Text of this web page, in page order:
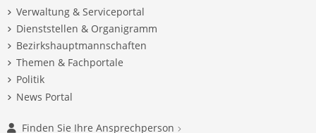
Verwaltung & Serviceportal
Dienststellen & Organigramm
Bezirkshauptmannschaften
Themen & Fachportale
Politik
News Portal
Finden Sie Ihre Ansprechperson